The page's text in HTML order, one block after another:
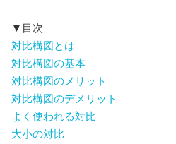
▼目次
対比構図とは
対比構図の基本
対比構図のメリット
対比構図のデメリット
よく使われる対比
大小の対比